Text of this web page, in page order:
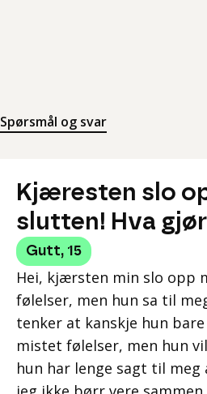
Spørsmål og svar
Kjæresten slo
slutten! Hva
Gutt, 15
Hei, kjærsten min slo opp
følelser, men hun sa til
tenker at kanskje hun
mistet følelser, men hun
hun har lenge sagt til